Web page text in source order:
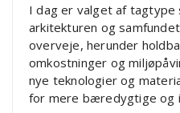
I dag er valget af tagtype
arkitekturen og
overveje, herunder
omkostninger og
nye teknologier og
for mere bæredygtige og